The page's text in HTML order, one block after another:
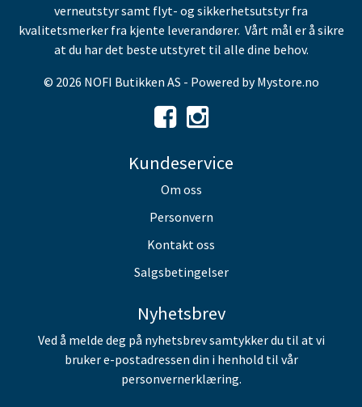
verneutstyr samt flyt- og sikkerhetsutstyr fra
kvalitetsmerker fra kjente leverandører. Vårt mål er å sikre
at du har det beste utstyret til alle dine behov.
© 2026 NOFI Butikken AS - Powered byMystore.no
Kundeservice
Om oss
Personvern
Kontakt oss
Salgsbetingelser
Nyhetsbrev
Ved å melde deg på nyhetsbrev samtykker du til at vi
bruker e-postadressen din i henhold til vår
personvernerklæring.